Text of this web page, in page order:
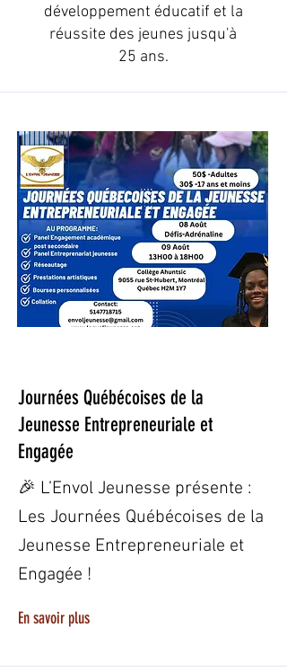
développement éducatif et la
réussite des jeunes jusqu'à
25 ans.
Journées Québécoises de la
Jeunesse Entrepreneuriale et
Engagée
🎉 L’Envol Jeunesse présente :
Les Journées Québécoises de la
Jeunesse Entrepreneuriale et
Engagée !
En savoir plus